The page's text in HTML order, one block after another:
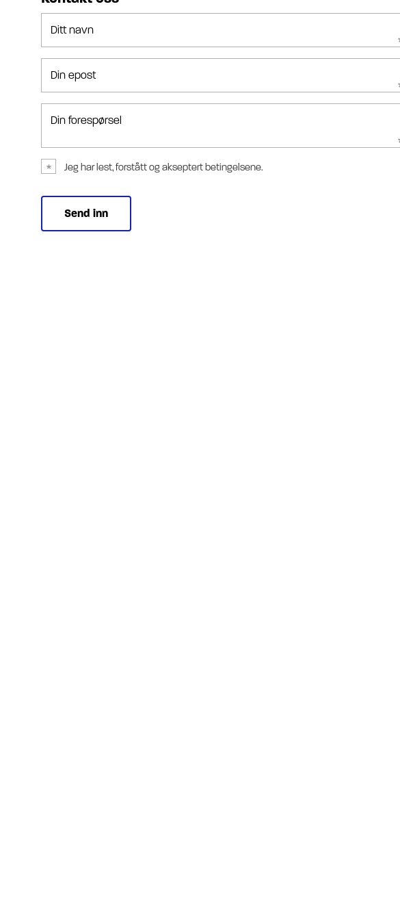
Ditt navn
Din epost
Din forespørsel
Jeg har lest, forstått og akseptert betingelsene.